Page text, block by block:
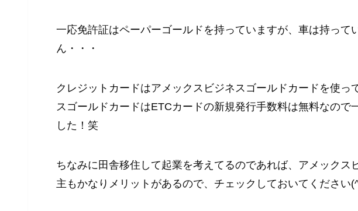
一応免許証はペーパーゴールドを持っていますが、車は持って
ん・・・
クレジットカードはアメックスビジネスゴールドカードを使っ
スゴールドカードはETCカードの新規発行手数料は無料なので
した！笑
ちなみに田舎移住して起業を考えてるのであれば、アメックス
主もかなりメリットがあるので、チェックしておいてください